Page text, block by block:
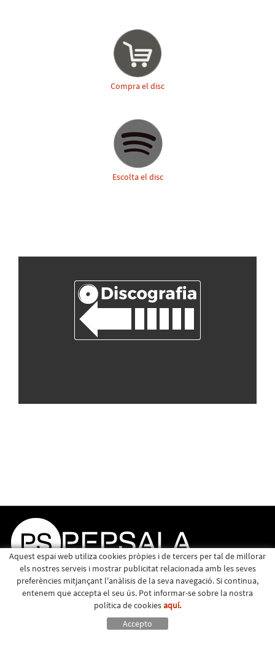
Compra el disc
Escolta el disc
Aquest espai web utiliza cookies pròpies i de tercers per tal de millorar
els nostres serveis i mostrar publicitat relacionada amb les seves
preferències mitjançant l'anàlisis de la seva navegació. Si continua,
entenem que accepta el seu ús. Pot informar-se sobre la nostra
política de cookiesaquí.
Accepto